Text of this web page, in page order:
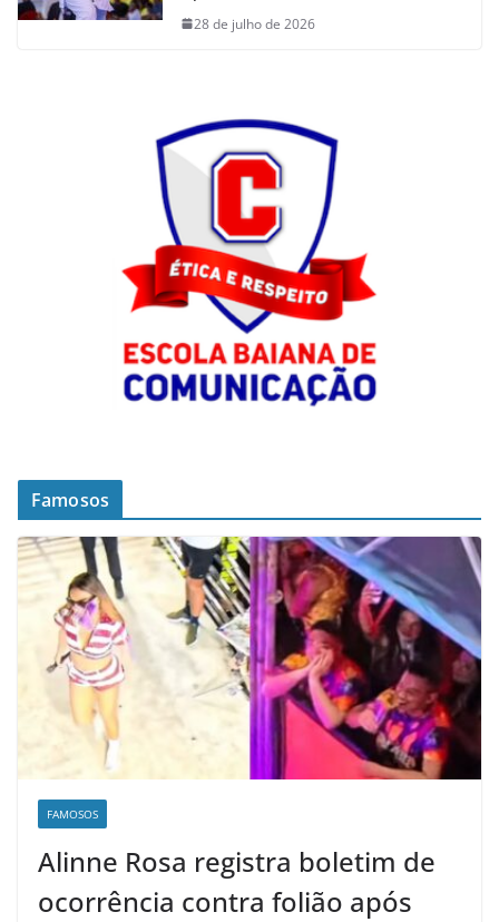
28 de julho de 2026
Famosos
FAMOSOS
Alinne Rosa registra boletim de
ocorrência contra folião após